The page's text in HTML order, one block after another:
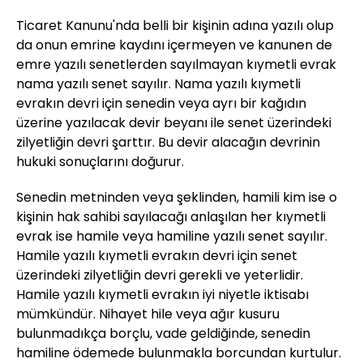
Ticaret Kanunu'nda belli bir kişinin adına yazılı olup
da onun emrine kaydını içermeyen ve kanunen de
emre yazılı senetlerden sayılmayan kıymetli evrak
nama yazılı senet sayılır. Nama yazılı kıymetli
evrakın devri için senedin veya ayrı bir kağıdın
üzerine yazılacak devir beyanı ile senet üzerindeki
zilyetliğin devri şarttır. Bu devir alacağın devrinin
hukuki sonuçlarını doğurur.
Senedin metninden veya şeklinden, hamili kim ise o
kişinin hak sahibi sayılacağı anlaşılan her kıymetli
evrak ise hamile veya hamiline yazılı senet sayılır.
Hamile yazılı kıymetli evrakın devri için senet
üzerindeki zilyetliğin devri gerekli ve yeterlidir.
Hamile yazılı kıymetli evrakın iyi niyetle iktisabı
mümkündür. Nihayet hile veya ağır kusuru
bulunmadıkça borçlu, vade geldiğinde, senedin
hamiline ödemede bulunmakla borcundan kurtulur.